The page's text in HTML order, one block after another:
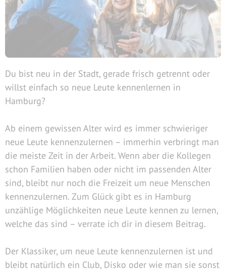
Du bist neu in der Stadt, gerade frisch getrennt oder
willst einfach so neue Leute kennenlernen in
Hamburg?
Ab einem gewissen Alter wird es immer schwieriger
neue Leute kennenzulernen – immerhin verbringt man
die meiste Zeit in der Arbeit. Wenn aber die Kollegen
schon Familien haben oder nicht im passenden Alter
sind, bleibt nur noch die Freizeit um neue Menschen
kennenzulernen. Zum Glück gibt es in Hamburg
unzählige Möglichkeiten neue Leute kennen zu lernen,
welche das sind – verrate ich dir in diesem Beitrag.
Der Klassiker, um neue Leute kennenzulernen ist und
bleibt natürlich ein Club, Disko oder wie man sie sonst